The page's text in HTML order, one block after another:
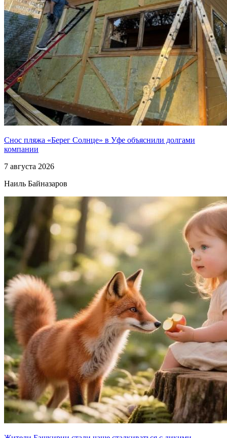
Снос пляжа «Берег Солнце» в Уфе объяснили долгами
компании
7 августа 2026
Наиль Байназаров